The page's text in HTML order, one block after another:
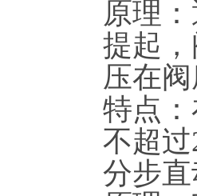
原理
提起
压在
特点
不超过
分步